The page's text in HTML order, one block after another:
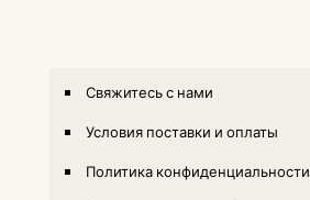
Свяжитесь с нами
Условия поставки и оплаты
Политика конфиденциальности